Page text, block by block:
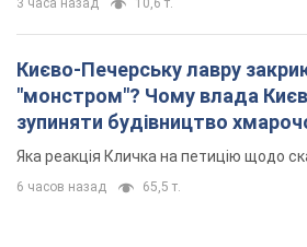
3 часа назад 10,6 т.
Києво-Печерську лавру
"монстром"? Чому влада
зупиняти будівництво
"московського вірянина"
Яка реакція Кличка на петицію щодо
6 часов назад 65,5 т.